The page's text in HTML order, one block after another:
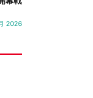
2026